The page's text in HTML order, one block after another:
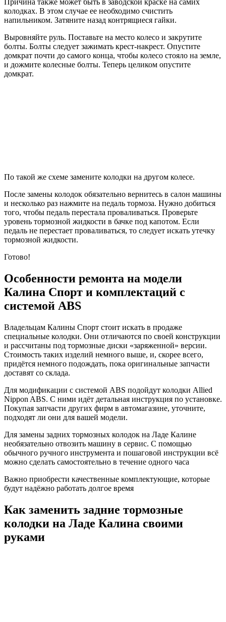
колодках. В этом случае ее необходимо счистить
напильником. Затяните назад контрящиеся гайки.
Выровняйте руль. Поставьте на место колесо и закрутите
болты. Болты следует зажимать крест-накрест. Опустите
домкрат почти до самого конца, чтобы колесо стояло на земле,
и дожмите колесные болты. Теперь целиком опустите
домкрат.
По такой же схеме замените колодки на другом колесе.
После замены колодок обязательно вернитесь в салон машины
и несколько раз нажмите на педаль тормоза. Нужно добиться
того, чтобы педаль перестала проваливаться. Проверьте
уровень тормозной жидкости в бачке под капотом. Если
педаль не перестает проваливаться, то следует искать утечку
тормозной жидкости.
Готово!
Особенности ремонта на модели
Калина Спорт и комплектаций с
системой ABS
Владельцам Калины Спорт стоит искать в продаже
специальные колодки. Они отличаются по своей конструкции
и рассчитаны под тормозные диски «заряженной» версии.
Стоимость таких изделий немного выше, и, скорее всего,
придётся немного подождать, пока оригинальные запчасти
доставят со склада.
Для модификации с системой ABS подойдут колодки Allied
Nippon ABS. С ними идёт детальная инструкция по установке.
Покупая запчасти других фирм в автомагазине, уточните,
подходят ли они для вашей модели.
Для замены задних тормозных колодок на Ладе Калине
необязательно отвозить машину в сервис. С помощью
обычного ручного инструмента и пошаговой инструкции всё
можно сделать самостоятельно в течение одного часа
Важно приобрести качественные комплектующие, которые
будут надёжно работать долгое время
Как заменить задние тормозные
колодки на Ладе Калина своими
руками